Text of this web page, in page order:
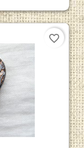
favorite_border